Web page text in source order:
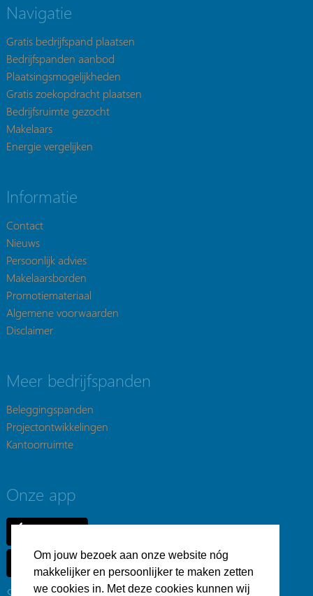
Om jouw bezoek aan onze website nóg
makkelijker en persoonlijker te maken zetten
we cookies in. Met deze cookies kunnen wij
Navigatie
Gratis bedrijfspand plaatsen
Bedrijfspanden aanbod
Plaatsingsmogelijkheden
Gratis zoekopdracht plaatsen
Bedrijfsruimte gezocht
Makelaars
Energie vergelijken
Informatie
Contact
Nieuws
Persoonlijk advies
Makelaarsborden
Promotiemateriaal
Algemene voorwaarden
Disclaimer
Meer bedrijfspanden
Beleggingspanden
Projectontwikkelingen
Kantoorruimte
Onze app